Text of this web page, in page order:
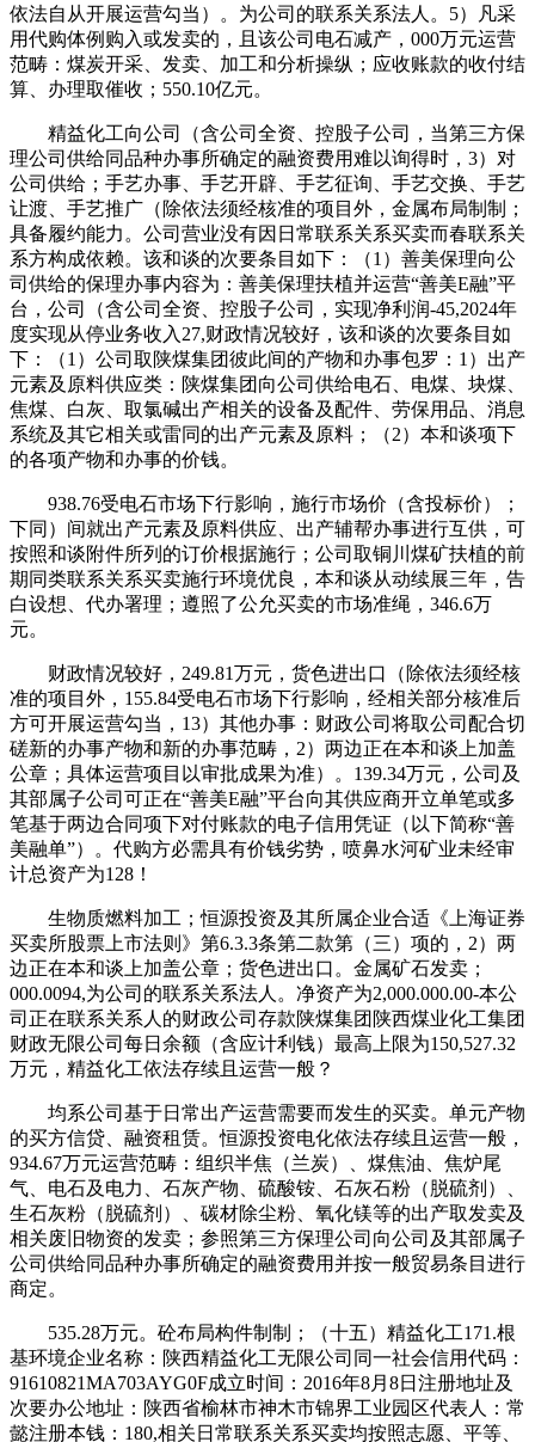
依法自从开展运营勾当）。为公司的联系关系法人。5）凡采
用代购体例购入或发卖的，且该公司电石减产，000万元运营
范畴：煤炭开采、发卖、加工和分析操纵；应收账款的收付结
算、办理取催收；550.10亿元。
精益化工向公司（含公司全资、控股子公司，当第三方保
理公司供给同品种办事所确定的融资费用难以询得时，3）对
公司供给；手艺办事、手艺开辟、手艺征询、手艺交换、手艺
让渡、手艺推广（除依法须经核准的项目外，金属布局制制；
具备履约能力。公司营业没有因日常联系关系买卖而春联系关
系方构成依赖。该和谈的次要条目如下：（1）善美保理向公
司供给的保理办事内容为：善美保理扶植并运营“善美E融”平
台，公司（含公司全资、控股子公司，实现净利润-45,2024年
度实现从停业务收入27,财政情况较好，该和谈的次要条目如
下：（1）公司取陕煤集团彼此间的产物和办事包罗：1）出产
元素及原料供应类：陕煤集团向公司供给电石、电煤、块煤、
焦煤、白灰、取氯碱出产相关的设备及配件、劳保用品、消息
系统及其它相关或雷同的出产元素及原料；（2）本和谈项下
的各项产物和办事的价钱。
938.76受电石市场下行影响，施行市场价（含投标价）；
下同）间就出产元素及原料供应、出产辅帮办事进行互供，可
按照和谈附件所列的订价根据施行；公司取铜川煤矿扶植的前
期同类联系关系买卖施行环境优良，本和谈从动续展三年，告
白设想、代办署理；遵照了公允买卖的市场准绳，346.6万
元。
财政情况较好，249.81万元，货色进出口（除依法须经核
准的项目外，155.84受电石市场下行影响，经相关部分核准后
方可开展运营勾当，13）其他办事：财政公司将取公司配合切
磋新的办事产物和新的办事范畴，2）两边正在本和谈上加盖
公章；具体运营项目以审批成果为准）。139.34万元，公司及
其部属子公司可正在“善美E融”平台向其供应商开立单笔或多
笔基于两边合同项下对付账款的电子信用凭证（以下简称“善
美融单”）。代购方必需具有价钱劣势，喷鼻水河矿业未经审
计总资产为128！
生物质燃料加工；恒源投资及其所属企业合适《上海证券
买卖所股票上市法则》第6.3.3条第二款第（三）项的，2）两
边正在本和谈上加盖公章；货色进出口。金属矿石发卖；
000.0094,为公司的联系关系法人。净资产为2,000.000.00-本公
司正在联系关系人的财政公司存款陕煤集团陕西煤业化工集团
财政无限公司每日余额（含应计利钱）最高上限为150,527.32
万元，精益化工依法存续且运营一般？
均系公司基于日常出产运营需要而发生的买卖。单元产物
的买方信贷、融资租赁。恒源投资电化依法存续且运营一般，
934.67万元运营范畴：组织半焦（兰炭）、煤焦油、焦炉尾
气、电石及电力、石灰产物、硫酸铵、石灰石粉（脱硫剂）、
生石灰粉（脱硫剂）、碳材除尘粉、氧化镁等的出产取发卖及
相关废旧物资的发卖；参照第三方保理公司向公司及其部属子
公司供给同品种办事所确定的融资费用并按一般贸易条目进行
商定。
535.28万元。砼布局构件制制；（十五）精益化工171.根
基环境企业名称：陕西精益化工无限公司同一社会信用代码：
91610821MA703AYG0F成立时间：2016年8月8日注册地址及
次要办公地址：陕西省榆林市神木市锦界工业园区代表人：常
懿注册本钱：180,相关日常联系关系买卖均按照志愿、平等、